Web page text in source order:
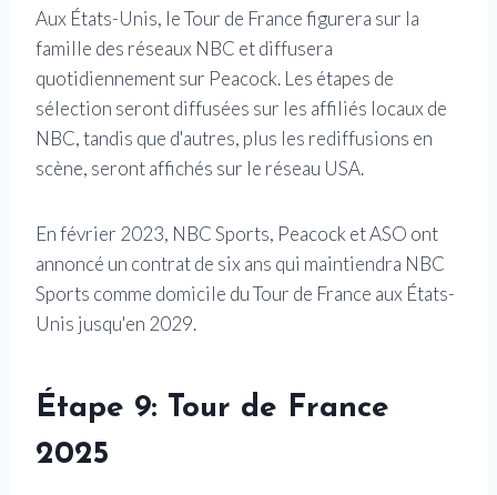
Aux États-Unis, le Tour de France figurera sur la
famille des réseaux NBC et diffusera
quotidiennement sur Peacock. Les étapes de
sélection seront diffusées sur les affiliés locaux de
NBC, tandis que d'autres, plus les rediffusions en
scène, seront affichés sur le réseau USA.
En février 2023, NBC Sports, Peacock et ASO ont
annoncé un contrat de six ans qui maintiendra NBC
Sports comme domicile du Tour de France aux États-
Unis jusqu'en 2029.
Étape 9: Tour de France
2025